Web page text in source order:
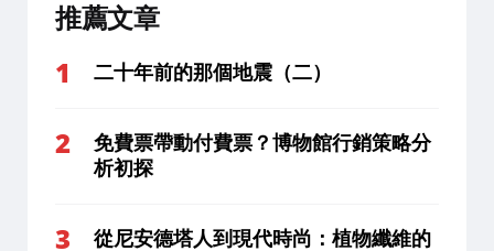
推薦文章
二十年前的那個地震（二）
免費票帶動付費票？博物館行銷策略分
析初探
從尼安德塔人到現代時尚：植物纖維的